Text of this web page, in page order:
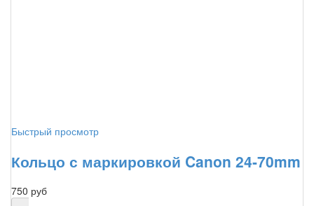
Быстрый просмотр
Кольцо с маркировкой Canon 24-70mm
750 руб